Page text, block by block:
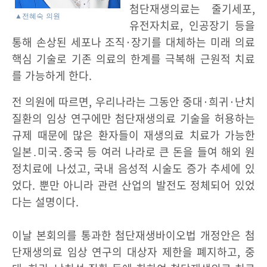
▲전혜숙 의원
첨단재생의료는 줄기세포,
유전자치료, 인공장기 등을
통해 손상된 세포나 조직·장기를 대체하는 미래 의료
핵심 기술로 기존 의료의 한계를 극복해 근원적 치료
를 가능하게 한다.
전 의원에 따르면, 우리나라는 그동안 중대·희귀·난치
질환의 임상 연구에만 첨단재생의료 기술을 허용하는
규제 때문에 많은 환자들이 재생의료 치료가 가능한
일본․미국․중국 등 여러 나라로 큰 돈을 들여 해외 원
정치료에 나섰고, 국내 음성적 시술도 증가 추세에 있
었다. 뿐만 아니라 관련 산업의 발전도 정체되어 있었
다는 설명이다.
이날 본회의를 통과한 첨단재생바이오법 개정안은 첨
단재생의료 임상 연구의 대상자 제한을 폐지하고, 중